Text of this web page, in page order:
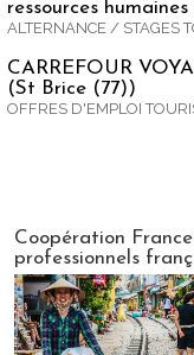
ressources
ALTERNANCE / STAGES
CARREFOUR
(St Brice (77))
OFFRES D'EMPLOI
Coopération
professionnels